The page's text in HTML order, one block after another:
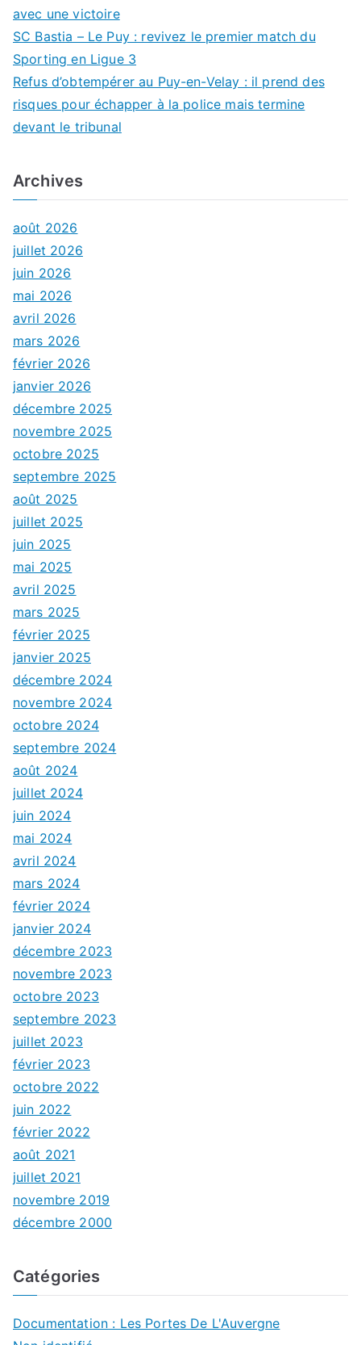
avec une victoire
SC Bastia – Le Puy : revivez le premier match du
Sporting en Ligue 3
Refus d’obtempérer au Puy-en-Velay : il prend des
risques pour échapper à la police mais termine
devant le tribunal
Archives
août 2026
juillet 2026
juin 2026
mai 2026
avril 2026
mars 2026
février 2026
janvier 2026
décembre 2025
novembre 2025
octobre 2025
septembre 2025
août 2025
juillet 2025
juin 2025
mai 2025
avril 2025
mars 2025
février 2025
janvier 2025
décembre 2024
novembre 2024
octobre 2024
septembre 2024
août 2024
juillet 2024
juin 2024
mai 2024
avril 2024
mars 2024
février 2024
janvier 2024
décembre 2023
novembre 2023
octobre 2023
septembre 2023
juillet 2023
février 2023
octobre 2022
juin 2022
février 2022
août 2021
juillet 2021
novembre 2019
décembre 2000
Catégories
Documentation : Les Portes De L'Auvergne